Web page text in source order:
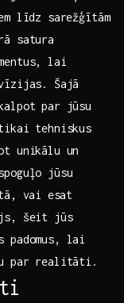
līdz sarežģītām
satura
lai
vīzijas. Šajā
par jūsu
tehniskus
unikālu un
jūsu
tā, vai ⁢esat
šeit jūs
lai
par realitāti.